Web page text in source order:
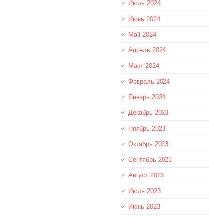
Июль 2024
Июнь 2024
Май 2024
Апрель 2024
Март 2024
Февраль 2024
Январь 2024
Декабрь 2023
Ноябрь 2023
Октябрь 2023
Сентябрь 2023
Август 2023
Июль 2023
Июнь 2023